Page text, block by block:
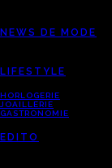
NEWS DE MODE
LIFESTYLE
HORLOGERIE
JOAILLERIE
GASTRONOMIE
EDITO